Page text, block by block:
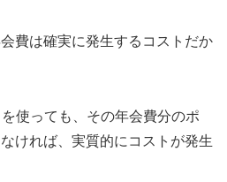
費は確実に発生するコストだか
使っても、その年会費分のポ
ければ、実質的にコストが発生